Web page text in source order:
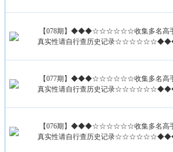
【078期】◆◆◆☆☆☆☆☆☆收集多名高
真实性请自行查历史记录
【077期】◆◆◆☆☆☆☆☆☆收集多名高
真实性请自行查历史记录
【076期】◆◆◆☆☆☆☆☆☆收集多名高
真实性请自行查历史记录